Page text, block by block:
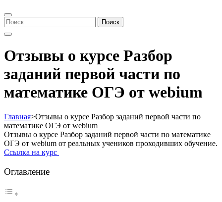
Найти:
Отзывы о курсе Разбор
заданий первой части по
математике ОГЭ от webium
Главная>Отзывы о курсе Разбор заданий первой части по
математике ОГЭ от webium
Отзывы о курсе Разбор заданий первой части по математике
ОГЭ от webium от реальных учеников проходивших обучение.
Ссылка на курс
Оглавление